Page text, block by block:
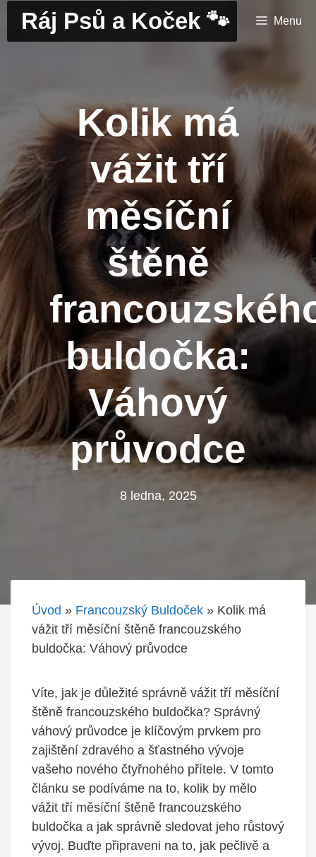
PřeskočitRáj Psů a Koček 🐾 Menu
Kolik má
vážit tří
měsíční
štěně
buldočka:
Váhový
průvodce
8 ledna, 2025
Úvod » Francouzský Buldoček » Kolik má
vážit tří měsíční štěně francouzského
buldočka: Váhový průvodce
Víte, jak je důležité správně vážit tří měsíční
štěně francouzského buldočka? Správný
váhový průvodce je klíčovým prvkem pro
zajištění zdravého a šťastného vývoje
vašeho nového čtyřnohého přítele. V tomto
článku se podíváme na to, kolik by mělo
vážit tří měsíční štěně francouzského
buldočka a jak správně sledovat jeho růstový
vývoj. Buďte připraveni na to, jak pečlivě a